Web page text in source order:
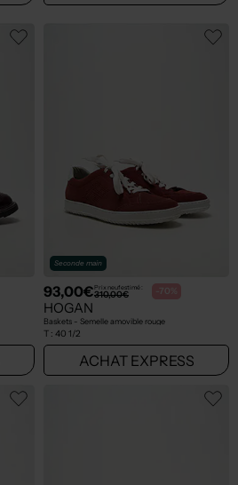
Seconde main
93,00€Prix neuf estimé :
310,00€ -70%
HOGAN
Baskets - Semelle amovible rouge
T : 40 1/2
ACHAT EXPRESS